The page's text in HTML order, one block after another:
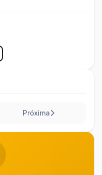
Próxima